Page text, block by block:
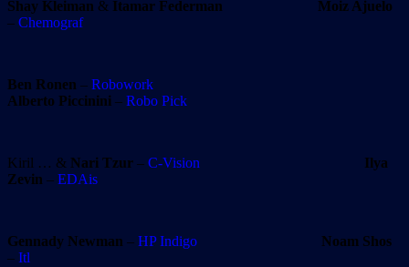
Shay Kleiman & Itamar Federman
Moiz Ajuelo
– Chemograf
Ben Ronen – Robowork
Alberto Piccinini – Robo Pick
Kiril … & Nari Tzur – C-Vision
Ilya
Zevin – EDAis
Gennady Newman – HP Indigo
Noam Shos
– Itl